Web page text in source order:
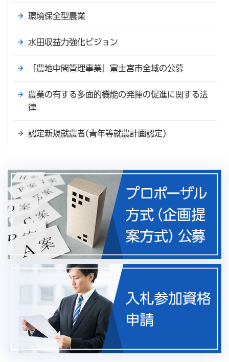
環境保全型農業
水田収益力強化ビジョン
「農地中間管理事業」富士宮市全域の公募
農業の有する多面的機能の発揮の促進に関する法
律
認定新規就農者(青年等就農計画認定)